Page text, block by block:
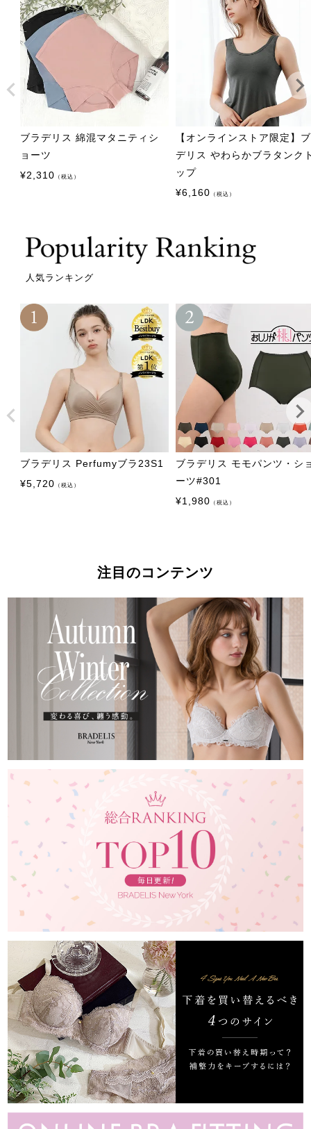
ブラデリス 綿混マタニティシ
ョーツ
¥2,310 （税込）
【オンラインストア限定】
デリス やわらかブラタンク
ップ
¥6,160 （税込）
人気ランキング
ブラデリス Perfumyブラ23S1
¥5,720 （税込）
ブラデリス モモパンツ・シ
ーツ#301
¥1,980 （税込）
注目のコンテンツ